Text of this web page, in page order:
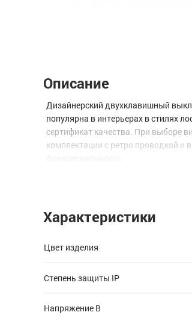
Описание
Дизайнерский двухклавишный
популярна в интерьерах в стилях
сертификат качества. При выборе
комплектации с ретро проводкой и
* Изображения товаров на
Характеристики
Цвет изделия
Степень защиты IP
Напряжение В